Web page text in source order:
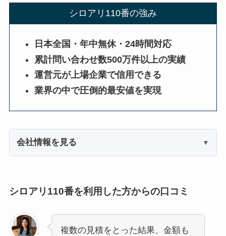
シロアリ110番の強み
日本全国・年中無休・24時間対応
累計問い合わせ数500万件以上の実績
運営元が上場企業で信用できる
業界の中で圧倒的最安値を実現
会社情報を見る
シロアリ110番を利用した方からの口コミ
複数の見積をとった結果、金額も